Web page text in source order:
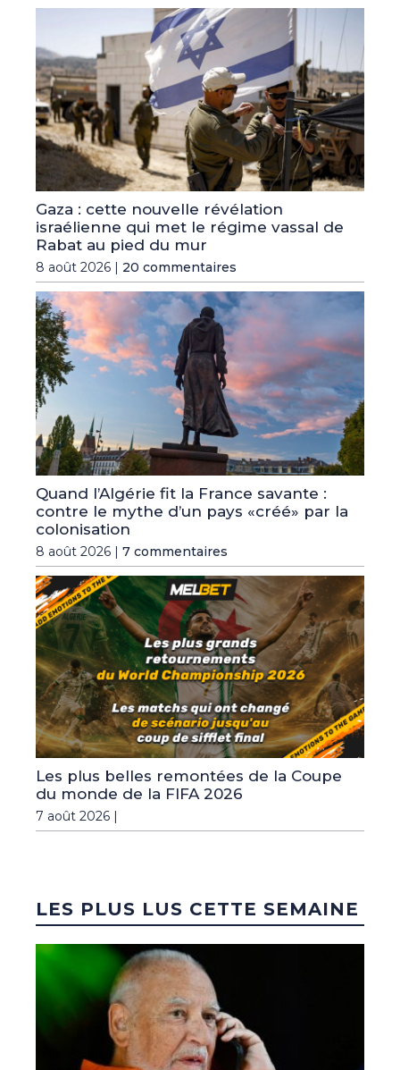
Gaza : cette nouvelle révélation
israélienne qui met le régime vassal de
Rabat au pied du mur
8 août 2026 | 20 commentaires
Quand l’Algérie fit la France savante :
contre le mythe d’un pays «créé» par la
colonisation
8 août 2026 | 7 commentaires
Les plus belles remontées de la Coupe
du monde de la FIFA 2026
7 août 2026 |
LES PLUS LUS CETTE SEMAINE